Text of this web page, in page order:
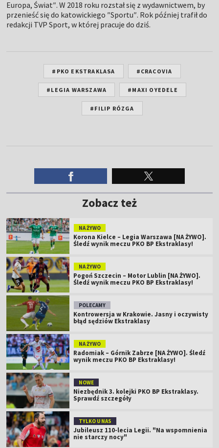
Europa, Świat″. W 2018 roku rozstał się z wydawnictwem, by
przenieść się do katowickiego ″Sportu″. Rok później trafił do
redakcji TVP Sport, w której pracuje do dziś.
#PKO EKSTRAKLASA #CRACOVIA
#LEGIA WARSZAWA #MAXI OYEDELE
#FILIP RÓZGA
Zobacz też
NA ŻYWO
Korona Kielce – Legia Warszawa [NA ŻYWO].
Śledź wynik meczu PKO BP Ekstraklasy!
NA ŻYWO
Pogoń Szczecin – Motor Lublin [NA ŻYWO].
Śledź wynik meczu PKO BP Ekstraklasy!
POLECAMY
Kontrowersja w Krakowie. Jasny i oczywisty
błąd sędziów Ekstraklasy
NA ŻYWO
Radomiak – Górnik Zabrze [NA ŻYWO]. Śledź
wynik meczu PKO BP Ekstraklasy!
NOWE
Niezbędnik 3. kolejki PKO BP Ekstraklasy.
Sprawdź szczegóły
TYLKO U NAS
Jubileusz 110-lecia Legii. "Na wspomnienia
nie starczy nocy"